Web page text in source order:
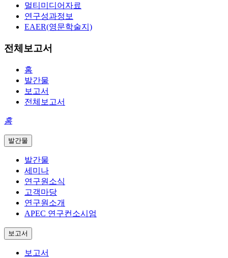
멀티미디어자료
연구성과정보
EAER(영문학술지)
전체보고서
홈
발간물
보고서
전체보고서
홈
발간물
발간물
세미나
연구원소식
고객마당
연구원소개
APEC 연구컨소시엄
보고서
보고서